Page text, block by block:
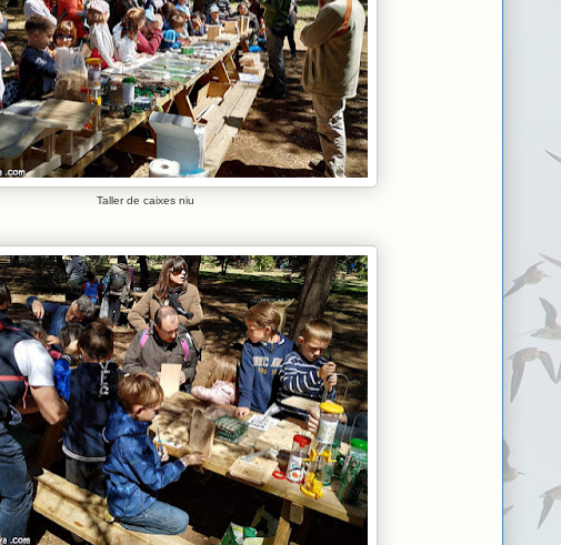
Taller de caixes niu